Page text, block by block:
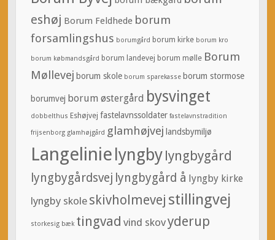
eshøj Borum Feldhede borum
forsamlingshus borumgård borum kirke borum kro
borum købmandsgård borum landevej borum mølle Borum
Møllevej borum skole borum sparekasse borum stormose
borumvej borum østergård bysvinget
dobbelthus Eshøjvej fastelavnssoldater fastelavnstradition
frijsenborg glamhøjgård glamhøjvej landsbymiljø
Langelinie lyngby lyngbygård
lyngbygårdsvej lyngbygård å lyngby kirke
lyngby skole skivholmevej stillingvej
storkesig bæk tingvad vind skovyderup